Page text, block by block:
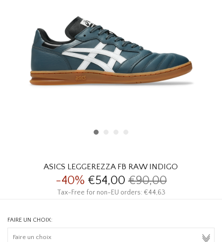
MARQUES
THE EDIT
ASICS LEGGEREZZA FB RAW INDIGO
-40% €54,00€90,00
Tax-Free for non-EU orders: €44,63
FAIRE UN CHOIX: